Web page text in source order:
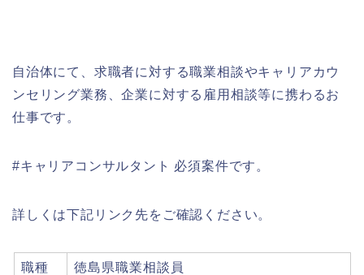
自治体にて、求職者に対する職業相談やキャリアカウ
ンセリング業務、企業に対する雇用相談等に携わるお
仕事です。
#キャリアコンサルタント 必須案件です。
詳しくは下記リンク先をご確認ください。
職種 徳島県職業相談員